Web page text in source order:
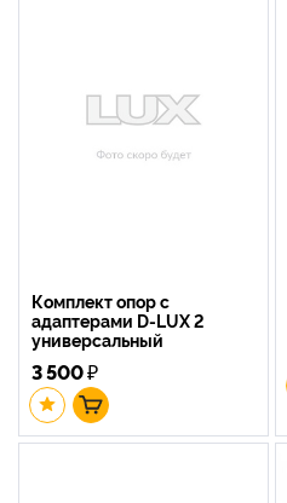
Комплект опор с
адаптерами D-LUX 2
универсальный
3 500₽